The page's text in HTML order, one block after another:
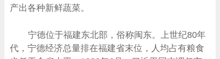
产出各种新鲜蔬菜。
宁德位于福建东北部，俗称闽东。上世纪80年
代，宁德经济总量排在福建省末位，人均占有粮食